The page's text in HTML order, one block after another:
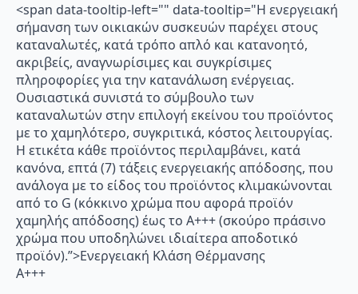
<span data-tooltip-left="" data-tooltip="Η ενεργειακή
σήμανση των οικιακών συσκευών παρέχει στους
καταναλωτές, κατά τρόπο απλό και κατανοητό,
ακριβείς, αναγνωρίσιμες και συγκρίσιμες
πληροφορίες για την κατανάλωση ενέργειας.
Ουσιαστικά συνιστά το σύμβουλο των
καταναλωτών στην επιλογή εκείνου του προϊόντος
με το χαμηλότερο, συγκριτικά, κόστος λειτουργίας.
Η ετικέτα κάθε προϊόντος περιλαμβάνει, κατά
κανόνα, επτά (7) τάξεις ενεργειακής απόδοσης, που
ανάλογα με το είδος του προϊόντος κλιμακώνονται
από το G (κόκκινο χρώμα που αφορά προϊόν
χαμηλής απόδοσης) έως το Α+++ (σκούρο πράσινο
χρώμα που υποδηλώνει ιδιαίτερα αποδοτικό
προϊόν).”>Ενεργειακή Κλάση Θέρμανσης
A+++